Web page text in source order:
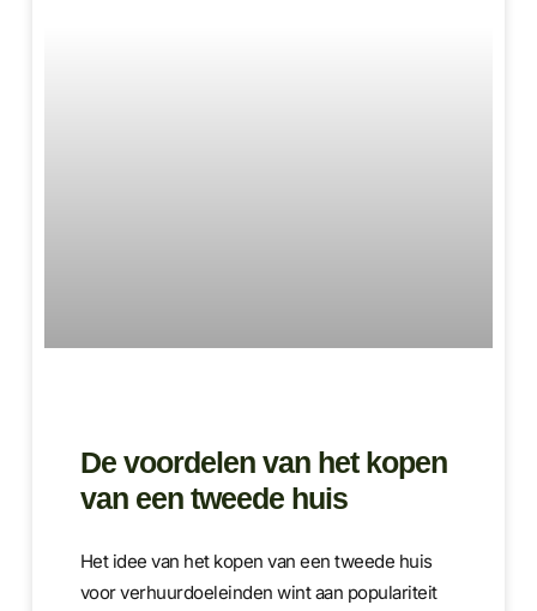
De voordelen van het kopen
van een tweede huis
Het idee van het kopen van een tweede huis
voor verhuurdoeleinden wint aan populariteit